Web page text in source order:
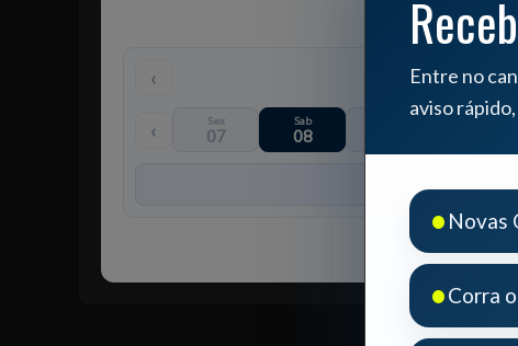
‹
‹ Sex
07
Sab
08
Seg
Entre no
aviso
• Novas
•Corra